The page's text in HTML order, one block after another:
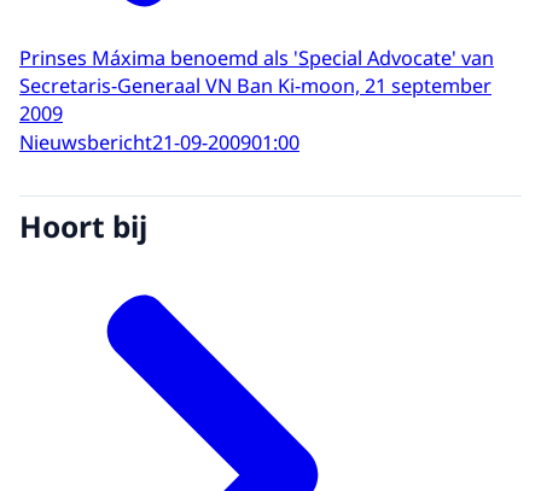
Prinses Máxima benoemd als 'Special Advocate' van
Secretaris-Generaal VN Ban Ki-moon, 21 september
2009
Nieuwsbericht21-09-200901:00
Hoort bij